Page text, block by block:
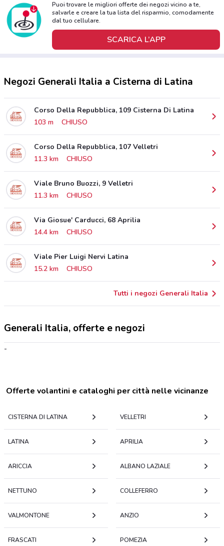
Puoi trovare le migliori offerte dei negozi vicino a te,
salvarle e creare la tua lista del risparmio, comodamente
dal tuo cellulare.
SCARICA L’APP
Negozi Generali Italia a Cisterna di Latina
Corso Della Repubblica, 109 Cisterna Di Latina
103 m
CHIUSO
Corso Della Repubblica, 107 Velletri
11.3 km
CHIUSO
Viale Bruno Buozzi, 9 Velletri
11.3 km
CHIUSO
Via Giosue' Carducci, 68 Aprilia
14.4 km
CHIUSO
Viale Pier Luigi Nervi Latina
15.2 km
CHIUSO
Tutti i negozi Generali Italia
Generali Italia, offerte e negozi
-
Offerte volantini e cataloghi per città nelle vicinanze
CISTERNA DI LATINA VELLETRI
LATINA APRILIA
ARICCIA ALBANO LAZIALE
NETTUNO COLLEFERRO
VALMONTONE ANZIO
FRASCATI POMEZIA